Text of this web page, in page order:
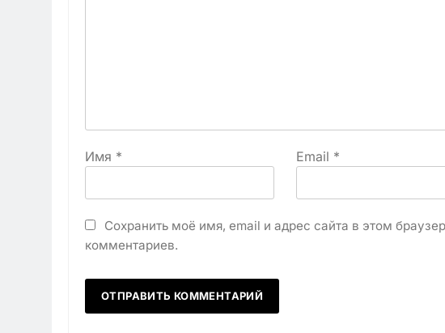
Имя * Email *
Сохранить моё имя, email и адрес сайта в этом
комментариев.